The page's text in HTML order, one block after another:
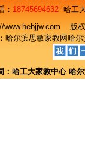
： 18745694632 哈工
版
哈尔滨思敏家教网哈尔
： 哈工大家教中心 哈